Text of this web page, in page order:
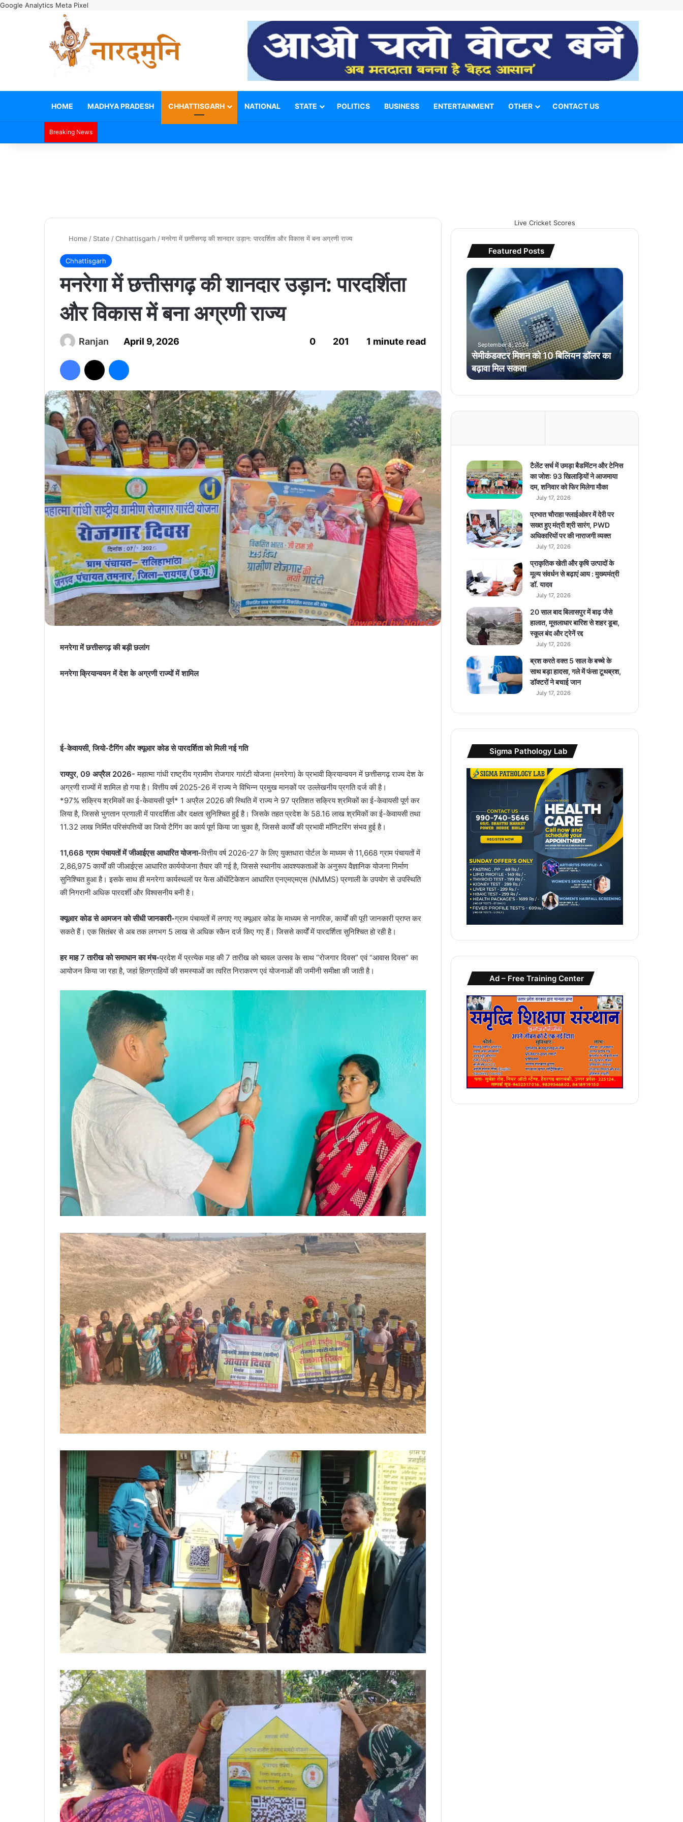
Google Analytics Meta Pixel
HOME MADHYA PRADESH CHHATTISGARH NATIONAL STATE POLITICS BUSINESS ENTERTAINMENT OTHER CONTACT US
Breaking News
Home / State /Chhattisgarh /मनरेगा में छत्तीसगढ़ की शानदार उड़ान: पारदर्शिता और विकास में बना अग्रणी राज्य
Chhattisgarh
मनरेगा में छत्तीसगढ़ की शानदार उड़ान: पारदर्शिता
और विकास में बना अग्रणी राज्य
Ranjan April 9, 2026 0 201 1 minute read
मनरेगा में छत्तीसगढ़ की बड़ी छलांग
मनरेगा क्रियान्वयन में देश के अग्रणी राज्यों में शामिल
ई-केवायसी, जियो-टैगिंग और क्यूआर कोड से पारदर्शिता को मिली नई गति
रायपुर, 09 अप्रैल 2026- महात्मा गांधी राष्ट्रीय ग्रामीण रोजगार गारंटी योजना (मनरेगा) के प्रभावी क्रियान्वयन में छत्तीसगढ़ राज्य देश के
अग्रणी राज्यों में शामिल हो गया है। वित्तीय वर्ष 2025-26 में राज्य ने विभिन्न प्रमुख मानकों पर उल्लेखनीय प्रगति दर्ज की है।
*97% सक्रिय श्रमिकों का ई-केवायसी पूर्ण* 1 अप्रैल 2026 की स्थिति में राज्य ने 97 प्रतिशत सक्रिय श्रमिकों का ई-केवायसी पूर्ण कर
लिया है, जिससे भुगतान प्रणाली में पारदर्शिता और दक्षता सुनिश्चित हुई है। जिसके तहत प्रदेश के 58.16 लाख श्रमिकों का ई-केवायसी तथा
11.32 लाख निर्मित परिसंपत्तियों का जियो टैगिंग का कार्य पूर्ण किया जा चुका है, जिससे कार्यों की प्रभावी मॉनिटरिंग संभव हुई है।
11,668 ग्राम पंचायतों में जीआईएस आधारित योजना-वित्तीय वर्ष 2026-27 के लिए युक्तधारा पोर्टल के माध्यम से 11,668 ग्राम पंचायतों में
2,86,975 कार्यों की जीआईएस आधारित कार्ययोजना तैयार की गई है, जिससे स्थानीय आवश्यकताओं के अनुरूप वैज्ञानिक योजना निर्माण
सुनिश्चित हुआ है। इसके साथ ही मनरेगा कार्यस्थलों पर फेस ऑथेंटिकेशन आधारित एनएमएमएस (NMMS) प्रणाली के उपयोग से उपस्थिति
की निगरानी अधिक पारदर्शी और विश्वसनीय बनी है।
क्यूआर कोड से आमजन को सीधी जानकारी-ग्राम पंचायतों में लगाए गए क्यूआर कोड के माध्यम से नागरिक, कार्यों की पूरी जानकारी प्राप्त कर
सकते हैं। एक सितंबर से अब तक लगभग 5 लाख से अधिक स्कैन दर्ज किए गए हैं। जिससे कार्यों में पारदर्शिता सुनिश्चित हो रही है।
हर माह 7 तारीख को समाधान का मंच-प्रदेश में प्रत्येक माह की 7 तारीख को चावल उत्सव के साथ “रोजगार दिवस” एवं “आवास दिवस” का
आयोजन किया जा रहा है, जहां हितग्राहियों की समस्याओं का त्वरित निराकरण एवं योजनाओं की जमीनी समीक्षा की जाती है।
Live Cricket Scores
Featured Posts
से
क्ट
को
1
लि
डॉ
र
का
ब
ढ़ा
मि
ल
स
September 8, 2024
सेमीकंडक्टर मिशन को 10 बिलियन डॉलर का
बढ़ावा मिल सकता
टैलेंट सर्च में उमड़ा बैडमिंटन और टेनिस
का जोश: 93 खिलाड़ियों ने आजमाया
दम, शनिवार को फिर मिलेगा मौका
July 17, 2026
प्रभात चौराहा फ्लाईओवर में देरी पर
सख्त हुए मंत्री श्री सारंग, PWD
अधिकारियों पर की नाराजगी व्यक्त
July 17, 2026
प्राकृतिक खेती और कृषि उत्पादों के
मूल्य संवर्धन से बढ़ाएं आय : मुख्यमंत्री
डॉ. यादव
July 17, 2026
20 साल बाद बिलासपुर में बाढ़ जैसे
हालात, मूसलाधार बारिश से शहर डूबा,
स्कूल बंद और ट्रेनें रद्द
July 17, 2026
ब्रश करते वक्त 5 साल के बच्चे के
साथ बड़ा हादसा, गले में फंसा टूथब्रश,
डॉक्टरों ने बचाई जान
July 17, 2026
Sigma Pathology Lab
Ad – Free Training Center